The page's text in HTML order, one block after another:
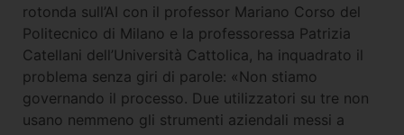
rotonda sull’AI con il professor Mariano Corso del
Politecnico di Milano e la professoressa Patrizia
Catellani dell’Università Cattolica, ha inquadrato il
problema senza giri di parole: «Non stiamo
governando il processo. Due utilizzatori su tre non
usano nemmeno gli strumenti aziendali messi a